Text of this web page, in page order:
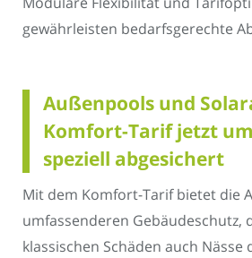
gewährleisten bedarfsgerechte
Außenpools und
Komfort-Tarif jetzt
speziell abgesichert
Mit dem Komfort-Tarif bietet die
umfassenderen Gebäudeschutz,
klassischen Schäden auch